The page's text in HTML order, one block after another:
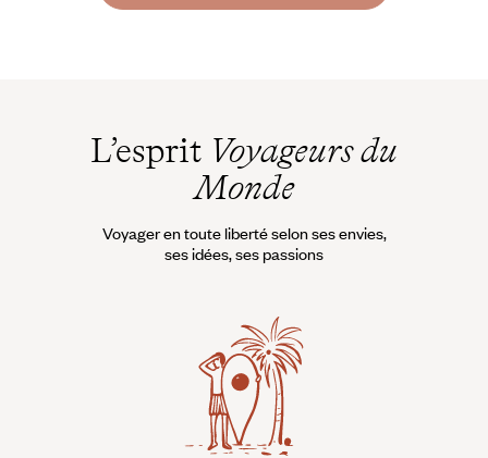
L’esprit Voyageurs du
Monde
Voyager en toute liberté selon ses envies,
ses idées, ses passions